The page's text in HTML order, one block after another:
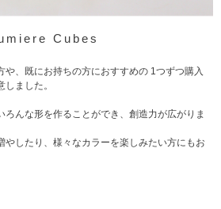
Cubes
や、既にお持ちの方におすすめの 1つずつ購入
ました。
ろんな形を作ることができ、創造力が広がりま
やしたり、様々なカラーを楽しみたい方にもお